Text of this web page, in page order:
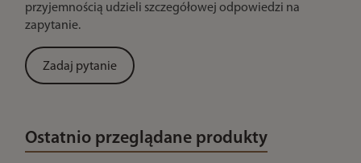
przyjemnością udzieli szczegółowej odpowiedzi na
zapytanie.
Zadaj pytanie
Ostatnio przeglądane produkty